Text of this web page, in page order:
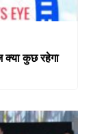
कुछ रहेगा